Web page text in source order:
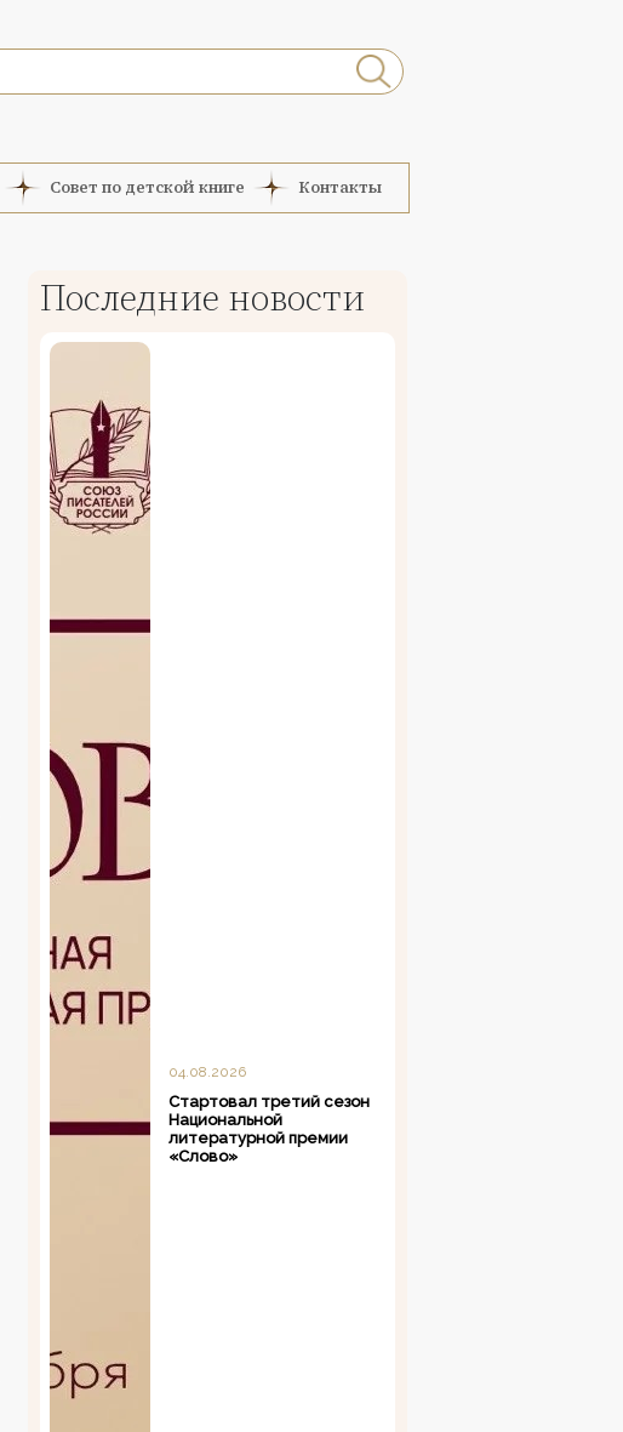
Совет по детской книге Контакты
Последние новости
04.08.2026
Стартовал третий сезон
Национальной
литературной премии
«Слово»